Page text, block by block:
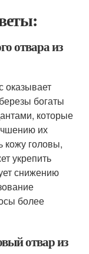
отвара из
оказывает
богаты
которые
их
кожу головы,
укрепить
снижению
более
отвар из